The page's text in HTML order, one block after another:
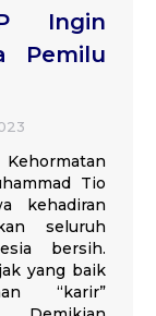
Ingin
Pemilu
Tio
kehadiran
seluruh
bersih.
yang baik
“karir”